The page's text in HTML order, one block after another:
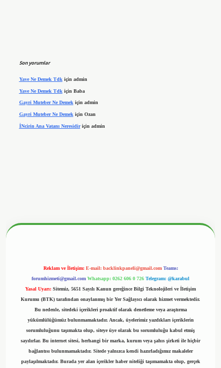
Son yorumlar
Yave Ne Demek Tdk için admin
Yave Ne Demek Tdk için Baba
Gayri Muteber Ne Demekiçin admin
Gayri Muteber Ne Demek için Ozan
İNcirin Ana Vatanı Neresidiriçin admin
Reklam ve İletişim: E-mail: backlinkpaneli@gmail.com Teams:
forumhizmeti@gmail.com Whatsapp: 0262 606 0 726 Telegram: @karabul
Yasal Uyarı: Sitemiz, 5651 Sayılı Kanun gereğince Bilgi Teknolojileri ve İletişim
Kurumu (BTK) tarafından onaylanmış bir Yer Sağlayıcı olarak hizmet vermektedir.
Bu nedenle, sitedeki içerikleri proaktif olarak denetleme veya araştırma
yükümlülüğümüz bulunmamaktadır. Ancak, üyelerimiz yazdıkları içeriklerin
sorumluluğunu taşımakta olup, siteye üye olarak bu sorumluluğu kabul etmiş
sayılırlar. Bu internet sitesi, herhangi bir marka, kurum veya şahıs şirketi ile hiçbir
bağlantısı bulunmamaktadır. Sitede yalnızca kendi hazırladığımız makaleler
paylaşılmaktadır. Burada yer alan içerikler haber niteliği taşımamakta olup, gerçek